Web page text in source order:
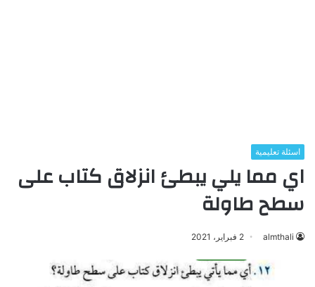
اسئلة تعليمية
اي مما يلي يبطئ انزلاق كتاب على
سطح طاولة
almthali 2 فبراير، 2021